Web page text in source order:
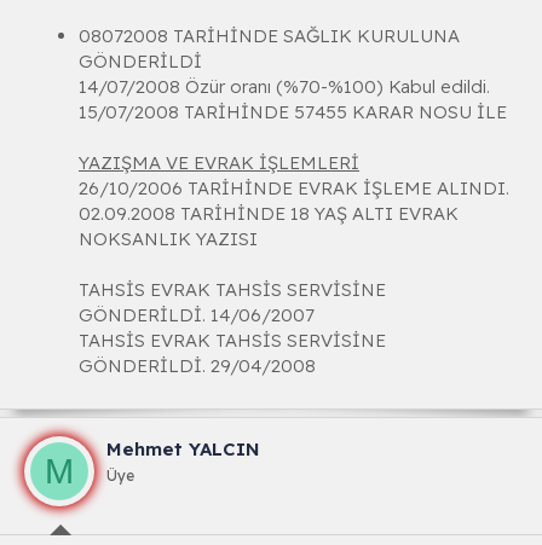
08072008 TARİHİNDE SAĞLIK KURULUNA
GÖNDERİLDİ
14/07/2008 Özür oranı (%70-%100) Kabul edildi.
15/07/2008 TARİHİNDE 57455 KARAR NOSU İLE
YAZIŞMA VE EVRAK İŞLEMLERİ
26/10/2006 TARİHİNDE EVRAK İŞLEME ALINDI.
02.09.2008 TARİHİNDE 18 YAŞ ALTI EVRAK
NOKSANLIK YAZISI
TAHSİS EVRAK TAHSİS SERVİSİNE
GÖNDERİLDİ. 14/06/2007
TAHSİS EVRAK TAHSİS SERVİSİNE
GÖNDERİLDİ. 29/04/2008
M
Mehmet YALCIN
Üye